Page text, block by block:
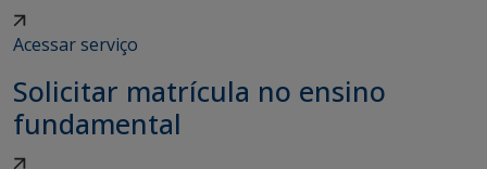
Acessar serviço
Solicitar matrícula no ensino
fundamental